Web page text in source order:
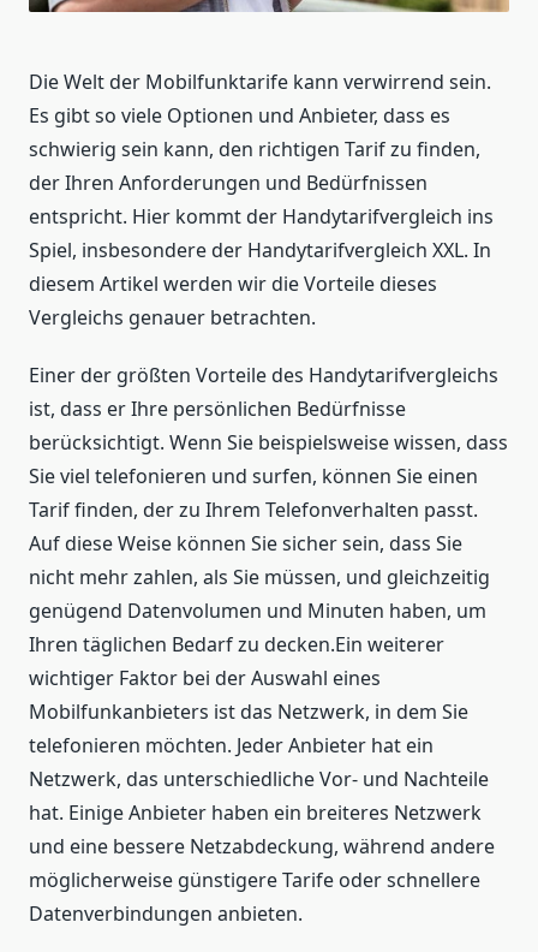
Die Welt der Mobilfunktarife kann verwirrend sein.
Es gibt so viele Optionen und Anbieter, dass es
schwierig sein kann, den richtigen Tarif zu finden,
der Ihren Anforderungen und Bedürfnissen
entspricht. Hier kommt der Handytarifvergleich ins
Spiel, insbesondere der Handytarifvergleich XXL. In
diesem Artikel werden wir die Vorteile dieses
Vergleichs genauer betrachten.
Einer der größten Vorteile des Handytarifvergleichs
ist, dass er Ihre persönlichen Bedürfnisse
berücksichtigt. Wenn Sie beispielsweise wissen, dass
Sie viel telefonieren und surfen, können Sie einen
Tarif finden, der zu Ihrem Telefonverhalten passt.
Auf diese Weise können Sie sicher sein, dass Sie
nicht mehr zahlen, als Sie müssen, und gleichzeitig
genügend Datenvolumen und Minuten haben, um
Ihren täglichen Bedarf zu decken.Ein weiterer
wichtiger Faktor bei der Auswahl eines
Mobilfunkanbieters ist das Netzwerk, in dem Sie
telefonieren möchten. Jeder Anbieter hat ein
Netzwerk, das unterschiedliche Vor- und Nachteile
hat. Einige Anbieter haben ein breiteres Netzwerk
und eine bessere Netzabdeckung, während andere
möglicherweise günstigere Tarife oder schnellere
Datenverbindungen anbieten.